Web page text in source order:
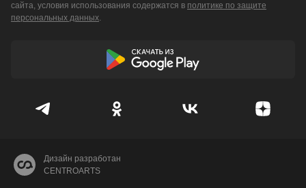
сайта, условия использования содержатся в политике по защите
персональных данных.
Дизайн разработан
CENTROARTS